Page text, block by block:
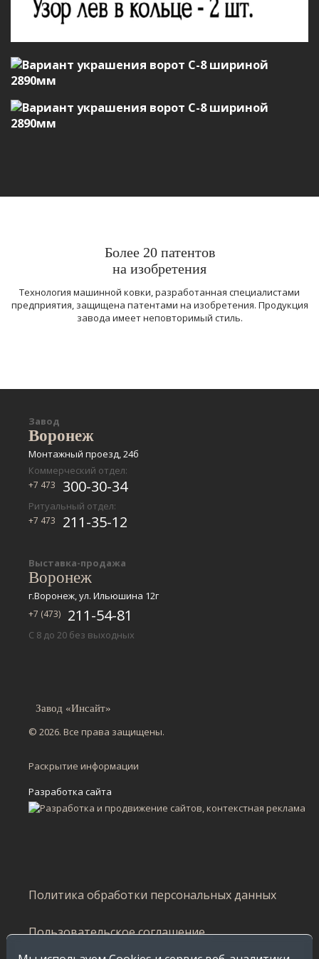
Более 20 патентов
на изобретения
Технология машинной ковки, разработанная специалистами
предприятия, защищена патентами на изобретения. Продукция
завода имеет неповторимый стиль.
Завод
Воронеж
Монтажный проезд, 24б
Коммерческий отдел:
+7 473 300-30-34
Ритуальный отдел:
+7 473 211-35-12
Выставка-продажа
Воронеж
г.Воронеж, ул. Ильюшина 12г
+7 (473) 211-54-81
С 8 до 20 без выходных
Завод «Инсайт»
© 2026. Все права защищены.
Раскрытие информации
Разработка сайта
Политика обработки персональных данных
Пользовательское соглашение